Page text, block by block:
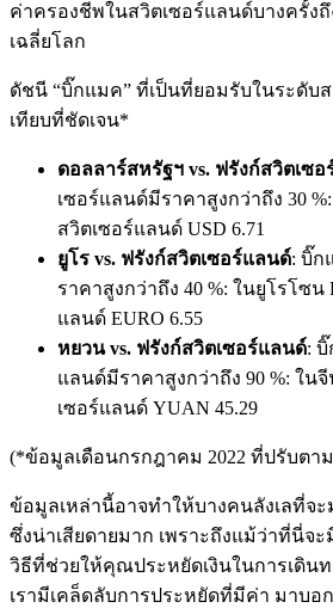
ค่าครองชีพในสวิตเซอร์แลนด์บางครั้ง
เฉลี่ยโลก
ดัชนี “บิ๊กแมค” ที่เป็นที่ยอมรับในระดับ
เทียบที่ชัดเจน*
ดอลลาร์สหรัฐฯ vs. ฟรังก์สวิตเซ
เซอร์แลนด์มีราคาสูงกว่าถึง 30
สวิตเซอร์แลนด์ USD 6.71
ยูโร vs. ฟรังก์สวิตเซอร์แลนด์: บิ๊ก
ราคาสูงกว่าถึง 40 %: ในยูโรโซน
แลนด์ EURO 6.55
หยวน vs. ฟรังก์สวิตเซอร์แลนด์:
แลนด์มีราคาสูงกว่าถึง 90 %: ใน
เซอร์แลนด์ YUAN 45.29
(*ข้อมูลเดือนกรกฎาคม 2022 ที่ปรับตา
ข้อมูลเหล่านี้อาจทำให้บางคนลังเลที่จ
ซึ่งน่าเสียดายมาก เพราะถึงแม้ว่าที่นี่จ
วิธีที่ช่วยให้คุณประหยัดเงินในการเดิน
เรามีเคล็ดลับการประหยัดที่มีค่า มาบ